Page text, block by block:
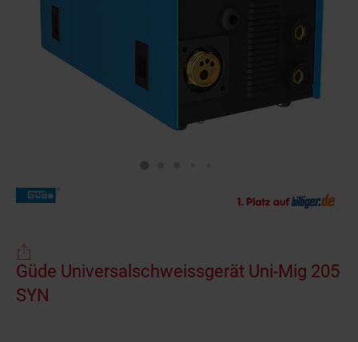
Güde Universalschweissgerät Uni-Mig 205
SYN